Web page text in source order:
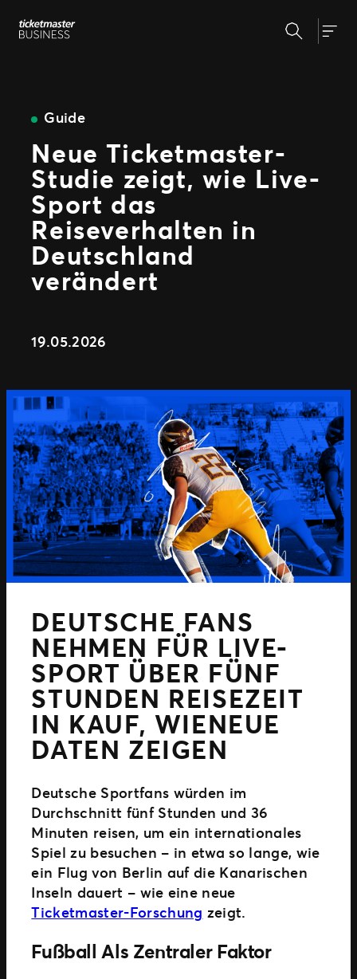
Zum
Inhalt
Unsere Lösungen
Ticketverkauf
Marketing und Auswertung
Partnerschaft mit Experten
Fan Experience
WEITERE PARTNERSCHAFTSMÖGLICHKEITEN
Warum Ticketmaster
Unsere Geschichte
Unsere Kunden
Support
Suchen
Guide
Neue Ticketmaster-
Studie zeigt, wie Live-
Sport das
Reiseverhalten in
Deutschland
verändert
19.05.2026
DEUTSCHE FANS
NEHMEN FÜR LIVE-
SPORT ÜBER FÜNF
STUNDEN REISEZEIT
IN KAUF, WIENEUE
DATEN ZEIGEN
Deutsche Sportfans würden im
Durchschnitt fünf Stunden und 36
Minuten reisen, um ein internationales
Spiel zu besuchen – in etwa so lange, wie
ein Flug von Berlin auf die Kanarischen
Inseln dauert – wie eine neue
Ticketmaster-Forschung zeigt.
Fußball Als Zentraler Faktor